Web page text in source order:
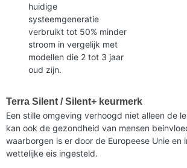
huidige
systeemgeneratie
verbruikt tot 50% minder
stroom in vergelijk met
modellen die 2 tot 3 jaar
oud zijn.
Terra Silent / Silent+ keurmerk
Een stille omgeving verhoogd niet alleen de
kan ook de gezondheid van mensen
waarborgen is er door de Europeese Unie en
wettelijke eis ingesteld.